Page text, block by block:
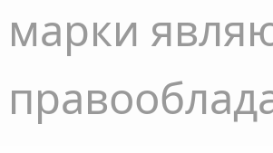
марки